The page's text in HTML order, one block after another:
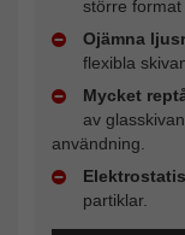
större format
Ojämna
flexibla
Mycket
av
användning.
partiklar.